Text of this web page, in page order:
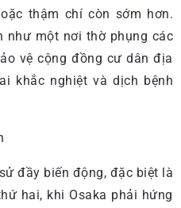
thậm chí còn sớm hơn.
như một nơi thờ phụng các
vệ cộng đồng cư dân địa
khắc nghiệt và dịch bệnh
đầy biến động, đặc biệt là
hai, khi Osaka phải hứng